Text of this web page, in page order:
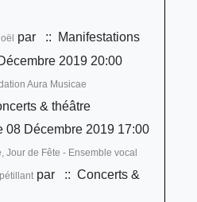
par
:: Manifestations
2019 20:00
Aura Musicae
& théâtre
08 Décembre 2019 17:00
Jour de Fête - Ensemble vocal
par
:: Concerts &